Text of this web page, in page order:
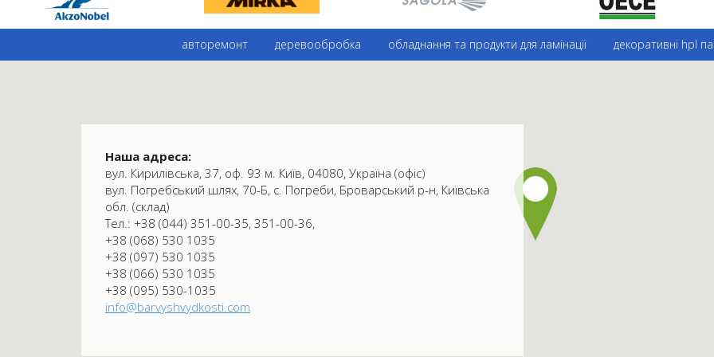
авторемонт деревообробка обладнання та продукти для ламінації декоративні hpl
Наша адреса:
вул. Кирилівська, 37, оф. 93 м. Київ, 04080, Україна (офіс)
вул. Погребський шлях, 70-Б, с. Погреби, Броварський р-н, Київська
обл. (склад)
Тел.: +38 (044) 351-00-35, 351-00-36,
+38 (068) 530 1035
+38 (097) 530 1035
+38 (066) 530 1035
+38 (095) 530-1035
info@barvyshvydkosti.com